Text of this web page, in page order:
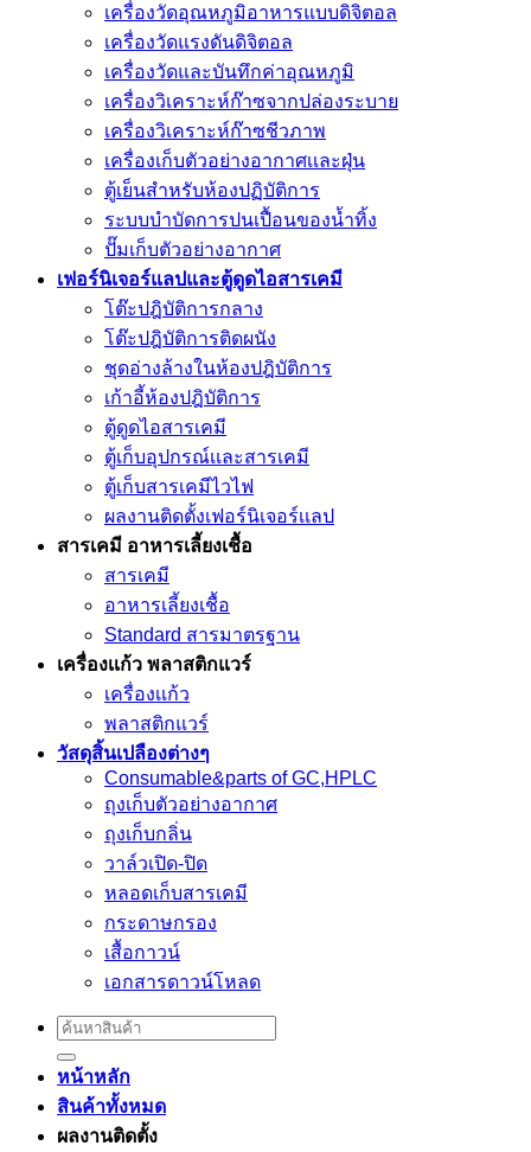
เครื่องวัดอุณหภูมิอาหารแบบดิจิตอล
เครื่องวัดแรงดันดิจิตอล
เครื่องวัดและบันทึกค่าอุณหภูมิ
เครื่องวิเคราะห์ก๊าซจากปล่องระบาย
เครื่องวิเคราะห์ก๊าซชีวภาพ
เครื่องเก็บตัวอย่างอากาศเเละฝุ่น
ตู้เย็นสำหรับห้องปฏิบัติการ
ระบบบำบัดการปนเปื้อนของน้ำทิ้ง
ปั๊มเก็บตัวอย่างอากาศ
เฟอร์นิเจอร์แลปและตู้ดูดไอสารเคมี
โต๊ะปฎิบัติการกลาง
โต๊ะปฎิบัติการติดผนัง
ชุดอ่างล้างในห้องปฎิบัติการ
เก้าอี้ห้องปฎิบัติการ
ตู้ดูดไอสารเคมี
ตู้เก็บอุปกรณ์เเละสารเคมี
ตู้เก็บสารเคมีไวไฟ
ผลงานติดตั้งเฟอร์นิเจอร์เเลป
สารเคมี อาหารเลี้ยงเชื้อ
สารเคมี
อาหารเลี้ยงเชื้อ
Standard สารมาตรฐาน
เครื่องเเก้ว พลาสติกแวร์
เครื่องเเก้ว
พลาสติกแวร์
วัสดุสิ้นเปลืองต่างๆ
Consumable&parts of GC,HPLC
ถุงเก็บตัวอย่างอากาศ
ถุงเก็บกลิ่น
วาล์วเปิด-ปิด
หลอดเก็บสารเคมี
กระดาษกรอง
เสื้อกาวน์
เอกสารดาวน์โหลด
Search
for:
หน้าหลัก
สินค้าทั้งหมด
ผลงานติดตั้ง